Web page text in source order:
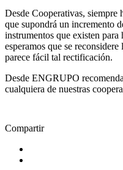
Desde Cooperativas, siempre
que supondrá un incremento
instrumentos que existen
esperamos que se
parece fácil tal rectificación.
Desde ENGRUPO
cualquiera de nuestras
Compartir